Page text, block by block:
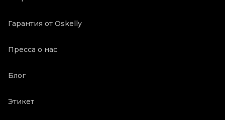
Гарантия от Oskelly
Пресса о нас
Блог
Этикет